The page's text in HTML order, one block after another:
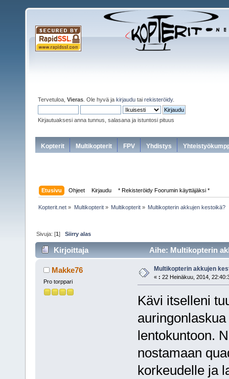
Tervetuloa, Vieras . Ole hyvä ja kirjaudu tai rekisteröidy.
Kirjautuaksesi anna tunnus, salasana ja istuntosi pituus
Kopterit Multikopterit FPV Yhdistys
Etusivu Ohjeet Kirjaudu * Rekisteröidy Foorumin käyttäjäksi *
Kopterit.net » Multikopterit» Multikopterit» Multikopterin akkujen kestoikä?
Sivuja: [1]Siirry alas
Kirjoittaja Aihe: Multikopterin
Makke76
Pro torppari
Multikopterin akkujen
« : 22 Heinäkuu, 2014,
Kävi itselleni
lentokuntoon.
nostamaan
korkeudelle ja